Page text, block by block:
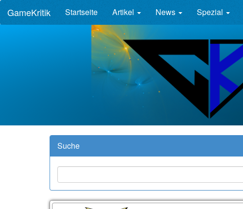
GameKritik Startseite Artikel News Spezial
Suche